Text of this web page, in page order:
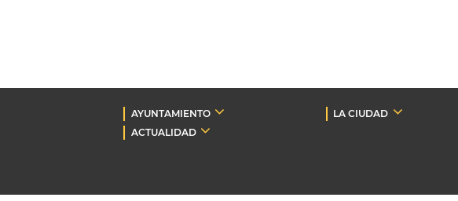
AYUNTAMIENTO LA CIUDAD
ACTUALIDAD